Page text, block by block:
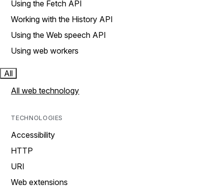
Using the Fetch API
Working with the History API
Using the Web speech API
Using web workers
All
All web technology
TECHNOLOGIES
Accessibility
HTTP
URI
Web extensions